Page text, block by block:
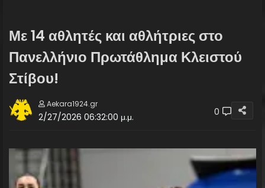
Με 14 αθλητές και αθλήτριες στο
Πανελλήνιο Πρωτάθλημα Κλειστού
Στίβου!
Aekara1924.gr
2/27/2026 06:32:00 μ.μ. 0